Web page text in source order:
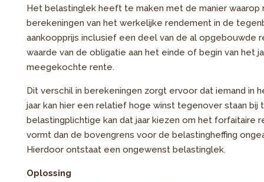
Het belastinglek heeft te maken met de manier
berekeningen van het werkelijke rendement in de
aankoopprijs inclusief een deel van de al opgebouwde
waarde van de obligatie aan het einde of begin van het
meegekochte rente.
Dit verschil in berekeningen zorgt ervoor dat iemand in
jaar kan hier een relatief hoge winst tegenover staan
belastingplichtige kan dat jaar kiezen om het
vormt dan de bovengrens voor de belastingheffing
Hierdoor ontstaat een ongewenst belastinglek.
Oplossing